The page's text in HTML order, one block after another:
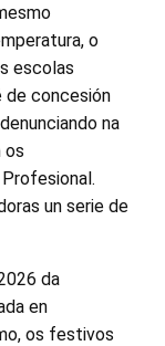
o
escolas
concesión
na
os
un serie de
da
en
os festivos